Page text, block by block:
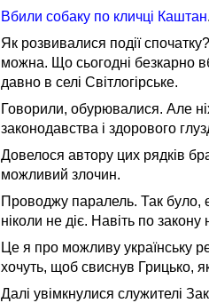
Вбили собаку по кличці Каштан.
Як розвивалися події
можна. Що сьогодні безкарно
давно в селі Світлогірське.
Говорили, обурювалися. Але
законодавства і здорового
Довелося автору цих рядків
можливий злочин.
Проводжу паралель. Так було,
ніколи не діє. Навіть по закону
Це я про можливу українську
хочуть, щоб свиснув Грицько,
Далі увімкнулися служителі